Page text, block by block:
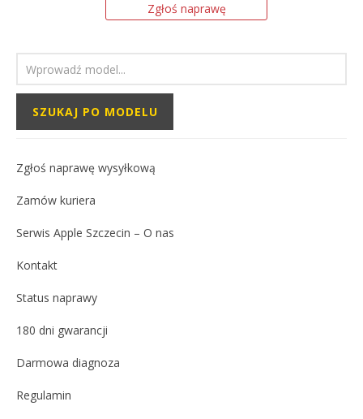
Zgłoś naprawę
Zgłoś naprawę wysyłkową
Zamów kuriera
Serwis Apple Szczecin – O nas
Kontakt
Status naprawy
180 dni gwarancji
Darmowa diagnoza
Regulamin